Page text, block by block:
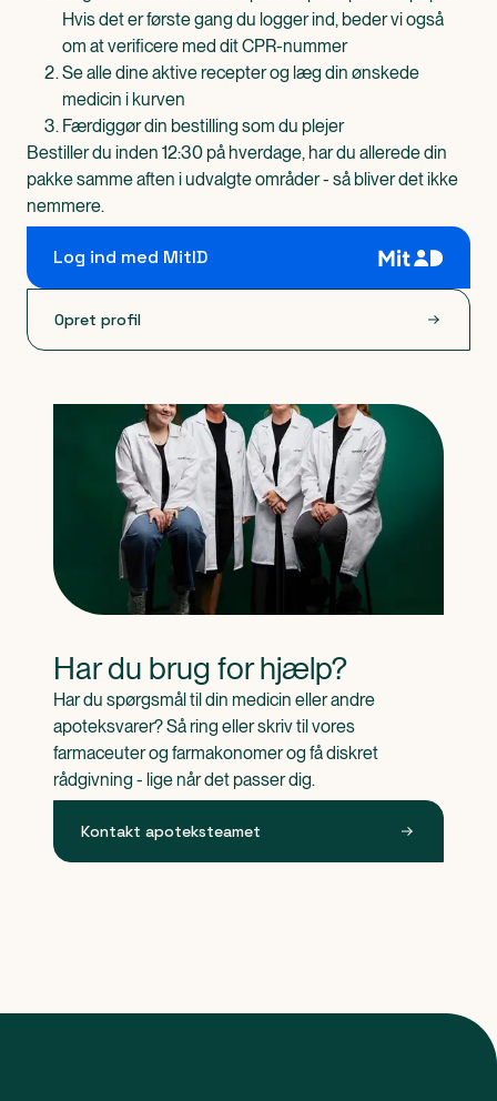
Hvis det er første gang du logger ind, beder vi også
om at verificere med dit CPR-nummer
Se alle dine aktive recepter og læg din ønskede
medicin i kurven
Færdiggør din bestilling som du plejer
Bestiller du inden 12:30 på hverdage, har du allerede din
pakke samme aften i udvalgte områder - så bliver det ikke
nemmere.
Log ind med MitID
Opret profil
Har du brug for hjælp?
Har du spørgsmål til din medicin eller andre
apoteksvarer? Så ring eller skriv til vores
farmaceuter og farmakonomer og få diskret
rådgivning - lige når det passer dig.
Kontakt apoteksteamet